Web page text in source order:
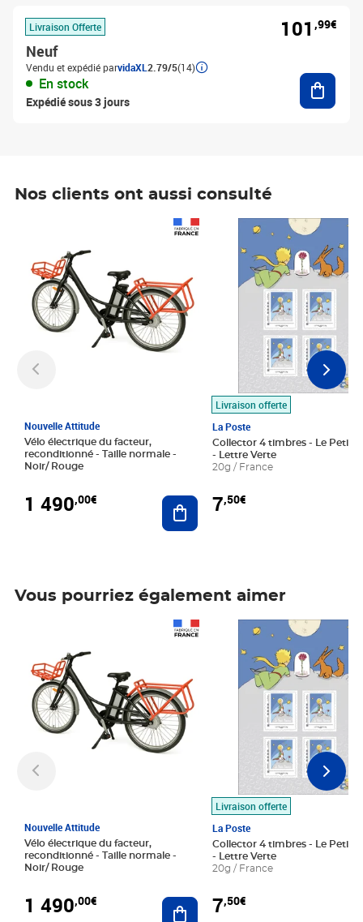
Livraison Offerte
Neuf
Vendu et expédié parvidaXL 2.79/5(14)
En stock
Expédié sous 3 jours
101 ,99€
Nos clients ont aussi consulté
Nouvelle Attitude
Vélo électrique du facteur,
reconditionné - Taille normale -
Noir/ Rouge
1 490,00€ Ajouter au panier
Livraison offerte
La Poste
Collector 4 timbres - Le Petit
- Lettre Verte
20g / France
7,50€
Prix 7,50€
Vous pourriez également aimer
Nouvelle Attitude
Vélo électrique du facteur,
reconditionné - Taille normale -
Noir/ Rouge
1 490,00€ Ajouter au panier
Livraison offerte
La Poste
Collector 4 timbres - Le Petit
- Lettre Verte
20g / France
7,50€
Prix 7,50€